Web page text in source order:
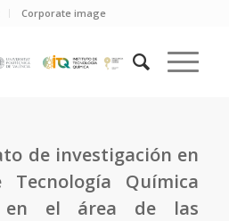
Corporate image
de investigación en
Química
en el área de las